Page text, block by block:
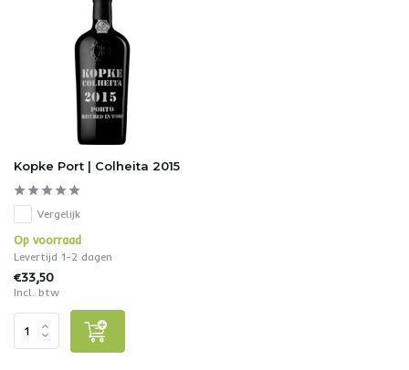
Kopke Port | Colheita 2015
Vergelijk
Op voorraad
Levertijd 1-2 dagen
€33,50
Incl. btw